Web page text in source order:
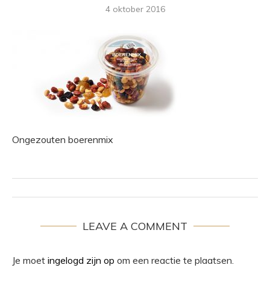
4 oktober 2016
Ongezouten boerenmix
LEAVE A COMMENT
Je moet ingelogd zijn op om een reactie te plaatsen.